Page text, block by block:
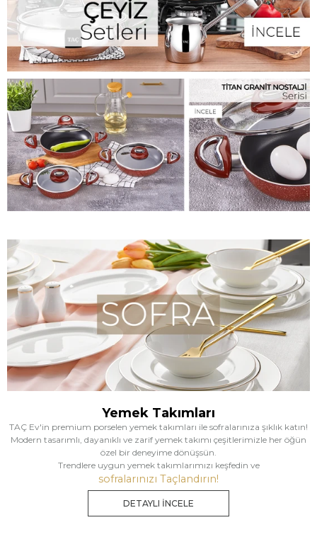
Yemek Takımları
TAÇ Ev'in premium porselen yemek takımları ile sofralarınıza şıklık katın!
Modern tasarımlı, dayanıklı ve zarif yemek takımı çeşitlerimizle her öğün
özel bir deneyime dönüşsün.
Trendlere uygun yemek takımlarımızı keşfedin ve
sofralarınızı Taçlandırın!
DETAYLI İNCELE